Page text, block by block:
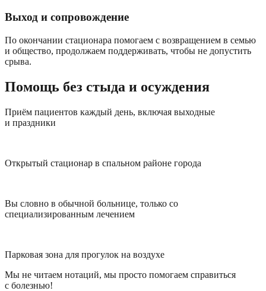
Выход и сопровождение
По окончании стационара помогаем с возвращением в семью
и общество, продолжаем поддерживать, чтобы не допустить
срыва.
Помощь без стыда и осуждения
Приём пациентов каждый день, включая выходные
и праздники
Открытый стационар в спальном районе города
Вы словно в обычной больнице, только со
специализированным лечением
Парковая зона для прогулок на воздухе
Мы не читаем нотаций, мы просто помогаем справиться
с болезнью!